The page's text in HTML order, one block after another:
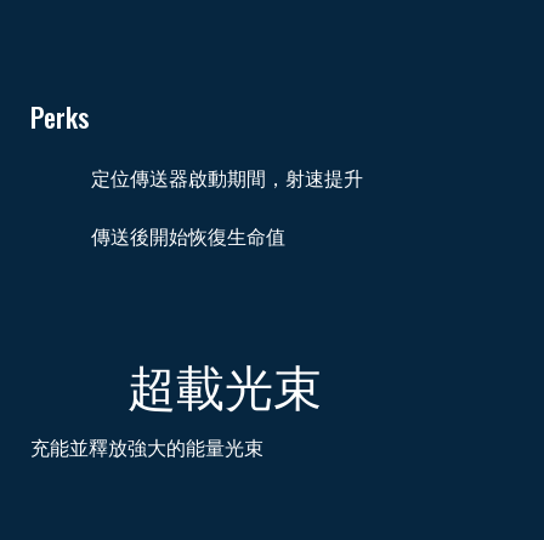
Perks
定位傳送器啟動期間，射速提升
傳送後開始恢復生命值
超載光束
充能並釋放強大的能量光束